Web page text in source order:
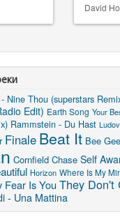
David
Nine Thou (superstars
Edit) Earth Song Your
Rammstein - Du Hast
Finale Beat It Bee
Cornfield Chase Self
Horizon Where Is My
Fear Is You They Don't
- Una Mattina